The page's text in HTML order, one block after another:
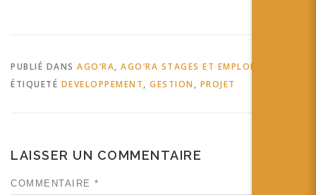
PUBLIÉ DANS AGO’RA, AGO’RA STAGES ET EMPLOIS
ÉTIQUETÉ DEVELOPPEMENT, GESTION , PROJET
LAISSER UN COMMENTAIRE
COMMENTAIRE *